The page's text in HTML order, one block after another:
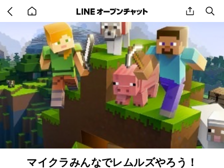
back
to
home
share
マイクラみんなでレムルズやろう！